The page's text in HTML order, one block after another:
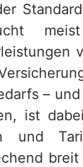
–
ist
und